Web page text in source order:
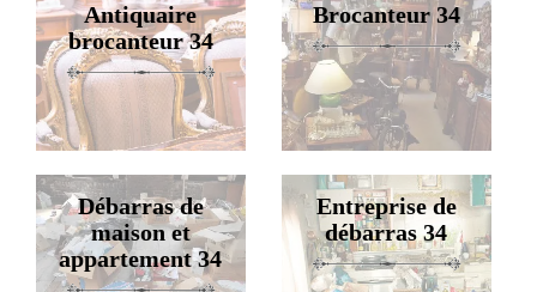
Antiquaire
brocanteur 34
Brocanteur 34
Débarras de
maison et
appartement 34
Entreprise de
débarras 34